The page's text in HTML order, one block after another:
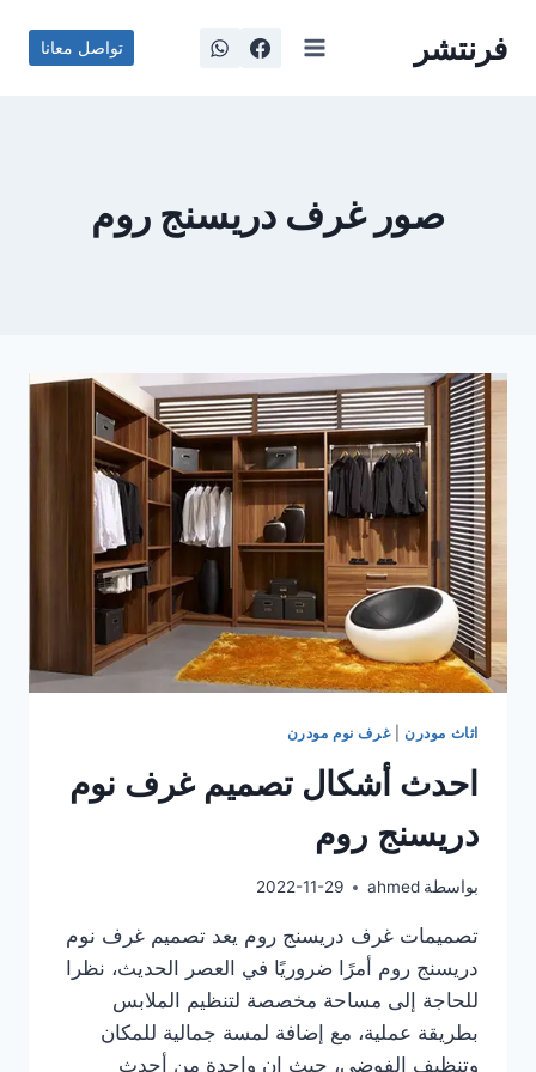
فرنتشر تواصل معانا
صور غرف دريسنج روم
اثاث مودرن|غرف نوم مودرن
احدث أشكال تصميم غرف نوم
دريسنج روم
بواسطة ahmed
2022-11-29
تصميمات غرف دريسنج روم يعد تصميم غرف نوم
دريسنج روم أمرًا ضروريًا في العصر الحديث، نظرا
للحاجة إلى مساحة مخصصة لتنظيم الملابس
بطريقة عملية، مع إضافة لمسة جمالية للمكان
وتنظيف الفوضى، حيث ان واحدة من أحدث